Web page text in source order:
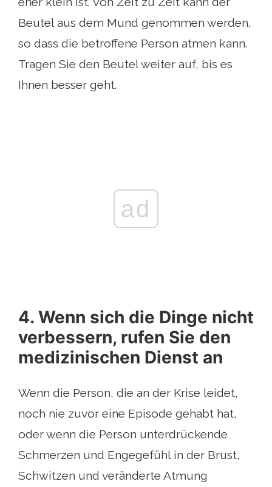
Beutel aus dem Mund genommen werden,
so dass die betroffene Person atmen kann.
Tragen Sie den Beutel weiter auf, bis es
Ihnen besser geht.
ad
4. Wenn sich die Dinge nicht
verbessern, rufen Sie den
medizinischen Dienst an
Wenn die Person, die an der Krise leidet,
noch nie zuvor eine Episode gehabt hat,
oder wenn die Person unterdrückende
Schmerzen und Engegefühl in der Brust,
Schwitzen und veränderte Atmung